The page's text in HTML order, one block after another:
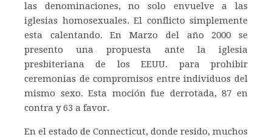
las denominaciones, no solo envuelve a las
iglesias homosexuales. El conflicto simplemente
esta calentando. En Marzo del año 2000 se
presento una propuesta ante la iglesia
presbiteriana de los EEUU. para prohibir
ceremonias de compromisos entre individuos del
mismo sexo. Esta moción fue derrotada, 87 en
contra y 63 a favor.
En el estado de Connecticut, donde resido, muchos